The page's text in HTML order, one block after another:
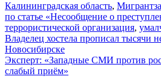
Калининградская область, Мигрант
по статье «Несообщение о
террористической организация,
Навигация
по
записям
Владелец хостела прописал тысячи
Новосибирске
Эксперт: «Западные СМИ против
слабый приём»